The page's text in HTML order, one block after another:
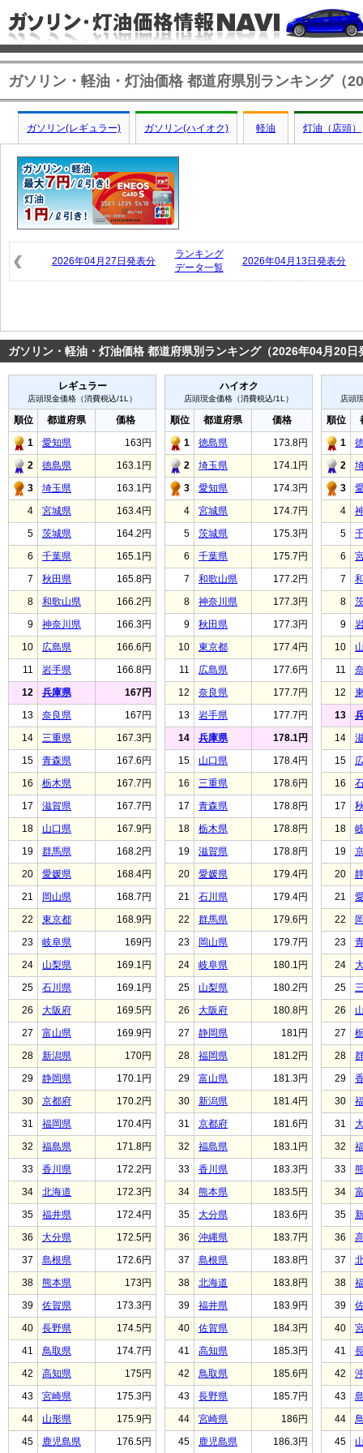
ガソリン・軽油・灯油価格 都道府県別ランキング（
ガソリン(レギュラー) ガソリン(ハイオク) 軽油 灯油（店頭）
2026年04月27日発表分
ランキング
データ一覧
2026年04月13日発表分
ガソリン・軽油・灯油価格 都道府県別ランキング（2026年04月20日
レギュラー
店頭現金価格（消費税込/1L）
順位 都道府県
価格
1
愛知県
163円
2
徳島県
163.1円
3
埼玉県
163.1円
4
宮城県
163.4円
5
茨城県
164.2円
6
千葉県
165.1円
7
秋田県
165.8円
8
和歌山県
166.2円
9
神奈川県
166.3円
10
広島県
166.6円
11
岩手県
166.8円
12
兵庫県
167円
13
奈良県
167円
14
三重県
167.3円
15
青森県
167.6円
16
栃木県
167.7円
17
滋賀県
167.7円
18
山口県
167.9円
19
群馬県
168.2円
20
愛媛県
168.4円
21
岡山県
168.7円
22
東京都
168.9円
23
岐阜県
169円
24
山梨県
169.1円
25
石川県
169.1円
26
大阪府
169.5円
27
富山県
169.9円
28
新潟県
170円
29
静岡県
170.1円
30
京都府
170.2円
31
福岡県
170.4円
32
福島県
171.8円
33
香川県
172.2円
34
北海道
172.3円
35
福井県
172.4円
36
大分県
172.5円
37
島根県
172.6円
38
熊本県
173円
39
佐賀県
173.3円
40
長野県
174.5円
41
鳥取県
174.7円
42
高知県
175円
43
宮崎県
175.3円
44
山形県
175.9円
45
鹿児島県 176.5円
ハイオク
店頭現金価格（消費税込/1L）
順位 都道府県
価格
1
徳島県
173.8円
2
埼玉県
174.1円
3
愛知県
174.3円
4
宮城県
174.7円
5
茨城県
175.3円
6
千葉県
175.7円
7
和歌山県
177.2円
8
神奈川県
177.3円
9
秋田県
177.3円
10
東京都
177.4円
11
広島県
177.6円
12
奈良県
177.7円
13
岩手県
177.7円
14
兵庫県
178.1円
15
山口県
178.4円
16
三重県
178.6円
17
青森県
178.8円
18
栃木県
178.8円
19
滋賀県
178.8円
20
愛媛県
179.4円
21
石川県
179.4円
22
群馬県
179.6円
23
岡山県
179.7円
24
岐阜県
180.1円
25
山梨県
180.2円
26
大阪府
180.8円
27
静岡県
181円
28
福岡県
181.2円
29
富山県
181.3円
30
新潟県
181.4円
31
京都府
181.6円
32
福島県
183.1円
33
香川県
183.3円
34
熊本県
183.5円
35
大分県
183.6円
36
沖縄県
183.7円
37
島根県
183.8円
38
北海道
183.8円
39
福井県
183.9円
40
佐賀県
184.3円
41
高知県
185.3円
42
鳥取県
185.6円
43
長野県
185.7円
44
宮崎県
186円
45
鹿児島県 186.3円
店頭
順位
1
2
3
4
5
6
7
8
9
10
11
12
13
14
15
16
17
18
19
20
21
22
23
24
25
26
27
28
29
30
31
32
33
34
35
36
37
38
39
40
41
42
43
44
45